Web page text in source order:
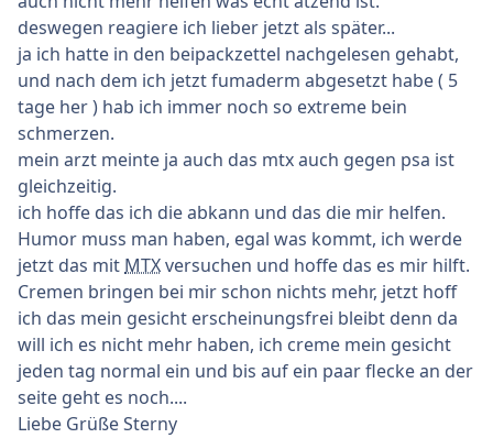
deswegen reagiere ich lieber jetzt als später...
ja ich hatte in den beipackzettel nachgelesen gehabt,
und nach dem ich jetzt fumaderm abgesetzt habe ( 5
tage her ) hab ich immer noch so extreme bein
schmerzen.
mein arzt meinte ja auch das mtx auch gegen psa ist
gleichzeitig.
ich hoffe das ich die abkann und das die mir helfen.
Humor muss man haben, egal was kommt, ich werde
jetzt das mit MTXversuchen und hoffe das es mir hilft.
Cremen bringen bei mir schon nichts mehr, jetzt hoff
ich das mein gesicht erscheinungsfrei bleibt denn da
will ich es nicht mehr haben, ich creme mein gesicht
jeden tag normal ein und bis auf ein paar flecke an der
seite geht es noch....
Liebe Grüße Sterny